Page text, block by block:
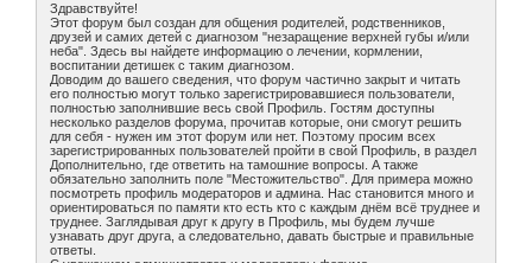
Здравствуйте!
Этот форум был создан для общения родителей, родственников,
друзей и самих детей с диагнозом "незаращение верхней губы и/или
неба". Здесь вы найдете информацию о лечении, кормлении,
воспитании детишек с таким диагнозом.
Доводим до вашего сведения, что форум частично закрыт и читать
его полностью могут только зарегистрировавшиеся пользователи,
полностью заполнившие весь свой Профиль. Гостям доступны
несколько разделов форума, прочитав которые, они смогут решить
для себя - нужен им этот форум или нет. Поэтому просим всех
зарегистрированных пользователей пройти в свой Профиль, в раздел
Дополнительно, где ответить на тамошние вопросы. А также
обязательно заполнить поле "Местожительство". Для примера можно
посмотреть профиль модераторов и админа. Нас становится много и
ориентироваться по памяти кто есть кто с каждым днём всё труднее и
труднее. Заглядывая друг к другу в Профиль, мы будем лучше
узнавать друг друга, а следовательно, давать быстрые и правильные
ответы.